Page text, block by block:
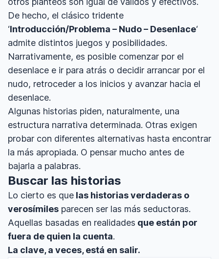
De hecho, el clásico tridente
‘Introducción/Problema – Nudo – Desenlace‘
admite distintos juegos y posibilidades.
Narrativamente, es posible comenzar por el
desenlace e ir para atrás o decidir arrancar por el
nudo, retroceder a los inicios y avanzar hacia el
desenlace.
Algunas historias piden, naturalmente, una
estructura narrativa determinada. Otras exigen
probar con diferentes alternativas hasta encontrar
la más apropiada. O pensar mucho antes de
bajarla a palabras.
Buscar las historias
Lo cierto es que las historias verdaderas o
verosímiles parecen ser las más seductoras.
Aquellas basadas en realidades que están por
fuera de quien la cuenta.
La clave, a veces, está en salir.